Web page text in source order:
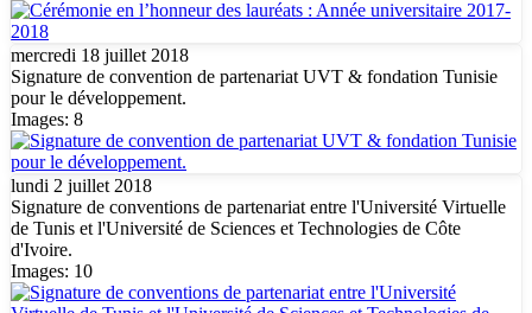
mercredi 18 juillet 2018
Signature de convention de partenariat UVT & fondation Tunisie
pour le développement.
Images: 8
lundi 2 juillet 2018
Signature de conventions de partenariat entre l'Université Virtuelle
de Tunis et l'Université de Sciences et Technologies de Côte
d'Ivoire.
Images: 10